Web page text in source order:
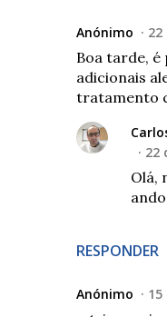
Anónimo 22
Boa tarde,
adicionais
tratamento
RESPONDER
22
Olá,
Anónimo 15